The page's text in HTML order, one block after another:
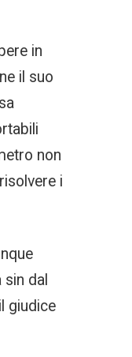
in
il suo
non
i
dal
giudice